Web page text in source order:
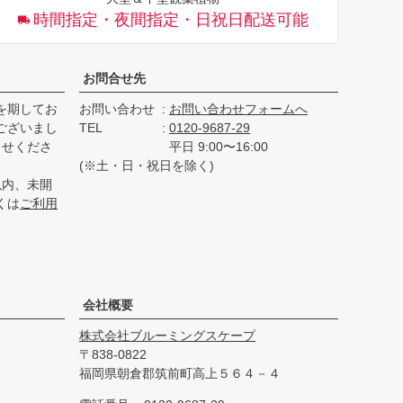
へ
時間指定・夜間指定・日祝日配送可能
期してお
ざいまし
くださ
、未開
はご利用
お問合せ先
お問い合わせ
お問い合わせフォームへ
TEL
0120-9687-29
平日 9:00〜16:00
(※土・日・祝日を除く)
会社概要
株式会社ブルーミングスケープ
838-0822
福岡県朝倉郡筑前町高上５６４－４